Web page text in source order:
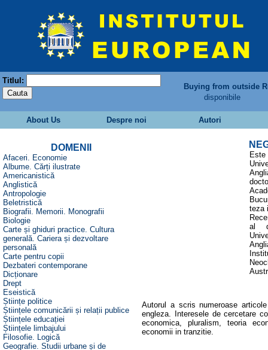
Titlul:
Buying from outside
disponibile
About Us Despre noi Autori
DOMENII
Afaceri. Economie
Albume. Cărți ilustrate
Americanistică
Anglistică
Antropologie
Beletristică
Biografii. Memorii. Monografii
Biologie
Carte și ghiduri practice. Cultura
generală. Cariera și dezvoltare
personală
Carte pentru copii
Dezbateri contemporane
Dicționare
Drept
Eseistică
Științe politice
Științele comunicării și relații publice
Științele educației
Științele limbajului
Filosofie. Logică
Geografie. Studii urbane și de
teza
al
Autorul a scris numeroase
engleza. Interesele de cercetare
economica, pluralism, teoria
economii in tranzitie.